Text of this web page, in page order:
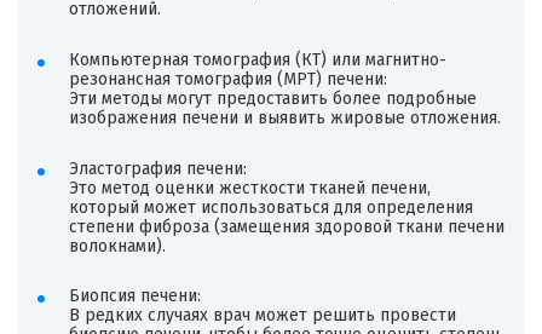
отложений.
Компьютерная томография (КТ) или магнитно-
резонансная томография (МРТ) печени:
Эти методы могут предоставить более подробные
изображения печени и выявить жировые отложения.
Эластография печени:
Это метод оценки жесткости тканей печени,
который может использоваться для определения
степени фиброза (замещения здоровой ткани печени
волокнами).
Биопсия печени:
В редких случаях врач может решить провести